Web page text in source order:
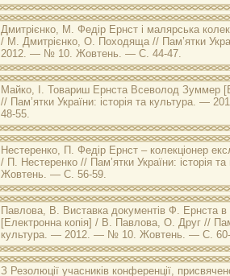
Дмитрієнко, М. Федір Ернст і малярська
/ М. Дмитрієнко, О. Походяща // Пам’ятки
2012. — № 10. Жовтень. — С. 44-47.
Майко, І. Товариш Ернста Всеволод Зуммер
// Пам’ятки України: історія та культура.
48-55.
Нестеренко, П. Федір Ернст – колекціонер
/ П. Нестеренко // Пам’ятки України: історія
Жовтень. — С. 56-59.
Павлова, В. Виставка документів Ф. Ернста в
[Електронна копія] / В. Павлова, О. Друг //
культура. — 2012. — № 10. Жовтень. — С.
З Резолюції учасників конференції,